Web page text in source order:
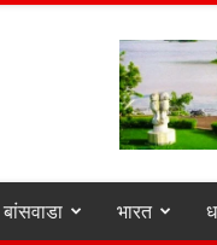
बांसवाडा भारत